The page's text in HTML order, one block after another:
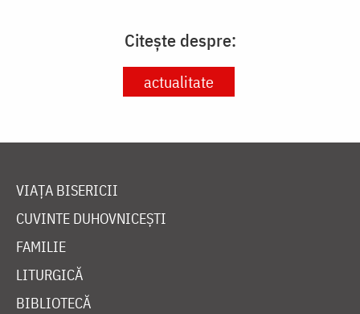
Citește despre:
actualitate
VIAȚA BISERICII
CUVINTE DUHOVNICEȘTI
FAMILIE
LITURGICĂ
BIBLIOTECĂ